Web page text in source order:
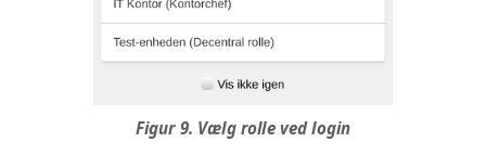
Figur 9. Vælg rolle ved login